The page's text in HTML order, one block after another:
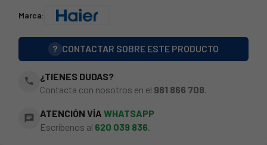
Marca:
? CONTACTAR SOBRE ESTE PRODUCTO
phone
¿TIENES DUDAS?
Contacta con nosotros en el 981 866 708.
chat ATENCIÓN VÍA WHATSAPP
Escríbenos al 620 039 836